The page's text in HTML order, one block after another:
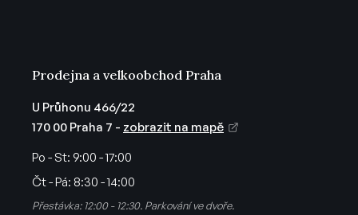
Prodejna a velkoobchod Praha
U Průhonu 466/22
170 00 Praha 7 - zobrazit na mapě
Po - St: 9:00 - 17:00
Čt - Pá: 8:30 - 14:00
Přestávka: 12:00 - 12:30. Parkování ve dvoře.